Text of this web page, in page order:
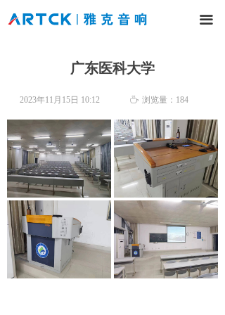
끀
网站首页
新闻中心
服务与支持
关于我们
广东医科大学
2023年11月15日 10:12 ꄘ 浏览量： 184